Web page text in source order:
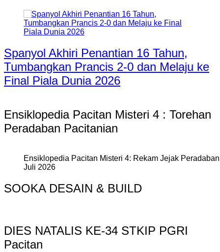
Spanyol Akhiri Penantian 16 Tahun,
Tumbangkan Prancis 2-0 dan Melaju ke
Final Piala Dunia 2026
Ensiklopedia Pacitan Misteri 4 : Torehan
Peradaban Pacitanian
Ensiklopedia Pacitan Misteri 4: Rekam Jejak
Juli 2026
SOOKA DESAIN & BUILD
DIES NATALIS KE-34 STKIP PGRI
Pacitan